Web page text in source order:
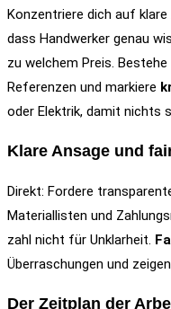
Konzentriere dich auf
dass Handwerker genau
zu welchem Preis.
Referenzen und markiere
oder Elektrik, damit nichts
Klare Ansage und
Direkt: Fordere
Materiallisten und
zahl nicht für Unklarheit.
Überraschungen und
Der Zeitplan der